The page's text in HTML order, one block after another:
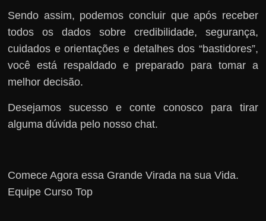
Sendo assim, podemos concluir que após receber
todos os dados sobre credibilidade, segurança,
cuidados e orientações e detalhes dos “bastidores”,
você está respaldado e preparado para tomar a
melhor decisão.
Desejamos sucesso e conte conosco para tirar
alguma dúvida pelo nosso chat.
Comece Agora essa Grande Virada na sua Vida.
Equipe Curso Top